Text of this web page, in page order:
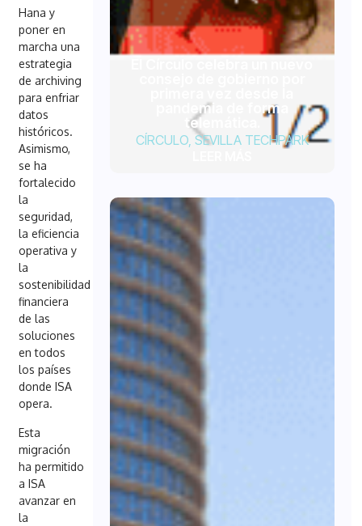
Hana y
poner en
marcha una
estrategia
de archiving
para enfriar
datos
históricos.
Asimismo,
se ha
fortalecido
la
seguridad,
la eficiencia
operativa y
la
sostenibilidad
financiera
de las
soluciones
en todos
los países
donde ISA
opera.
Esta
migración
ha permitido
a ISA
avanzar en
la
pandemia de forma
telemática.
CÍRCULO, SEVILLA TECHPARK